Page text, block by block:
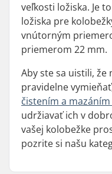
veľkosti ložiska. Je
ložiska pre
vnútorným
priemerom 22 mm.
Aby ste sa uistili,
pravidelne
čistením a
udržiavať ich v
vašej kolobežke
pozrite si našu